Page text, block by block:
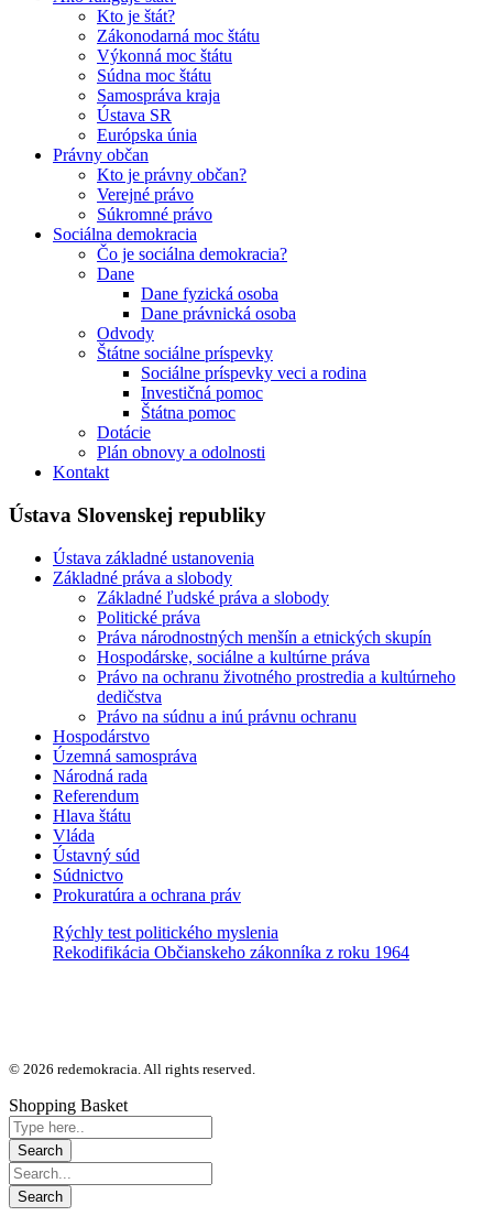
Kto je štát?
Zákonodarná moc štátu
Výkonná moc štátu
Súdna moc štátu
Samospráva kraja
Ústava SR
Európska únia
Právny občan
Kto je právny občan?
Verejné právo
Súkromné právo
Sociálna demokracia
Čo je sociálna demokracia?
Dane
Dane fyzická osoba
Dane právnická osoba
Odvody
Štátne sociálne príspevky
Sociálne príspevky veci a rodina
Investičná pomoc
Štátna pomoc
Dotácie
Plán obnovy a odolnosti
Kontakt
Ústava Slovenskej republiky
Ústava základné ustanovenia
Základné práva a slobody
Základné ľudské práva a slobody
Politické práva
Práva národnostných menšín a etnických skupín
Hospodárske, sociálne a kultúrne práva
Právo na ochranu životného prostredia a kultúrneho
dedičstva
Právo na súdnu a inú právnu ochranu
Hospodárstvo
Územná samospráva
Národná rada
Referendum
Hlava štátu
Vláda
Ústavný súd
Súdnictvo
Prokuratúra a ochrana práv
Rýchly test politického myslenia
Rekodifikácia Občianskeho zákonníka z roku 1964
© 2026 redemokracia. All rights reserved.
Shopping Basket